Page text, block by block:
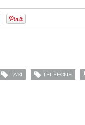
TAXI TELEFONE